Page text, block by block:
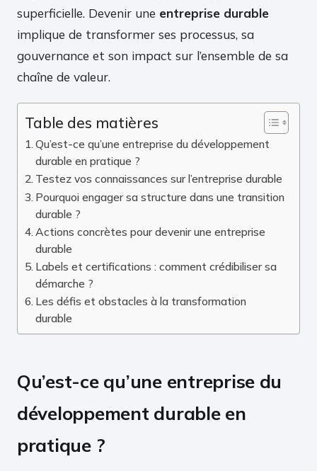
superficielle. Devenir une entreprise durable
implique de transformer ses processus, sa
gouvernance et son impact sur l’ensemble de sa
chaîne de valeur.
Table des matières
Qu’est-ce qu’une entreprise du développement
durable en pratique ?
Testez vos connaissances sur l’entreprise durable
Pourquoi engager sa structure dans une transition
durable ?
Actions concrètes pour devenir une entreprise
durable
Labels et certifications : comment crédibiliser sa
démarche ?
Les défis et obstacles à la transformation
durable
Qu’est-ce qu’une entreprise du
développement durable en
pratique ?